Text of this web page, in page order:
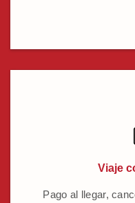
Viaje
Pago al llegar,